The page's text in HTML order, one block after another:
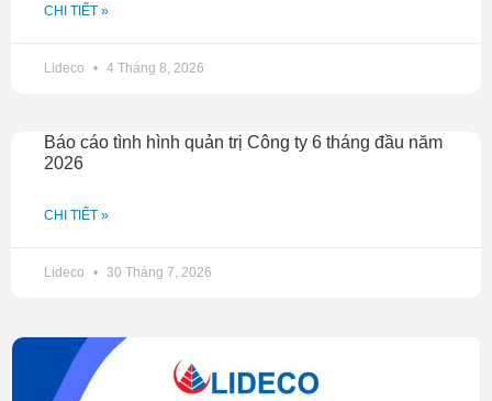
CHI TIẾT »
Lideco 4 Tháng 8, 2026
Báo cáo tình hình quản trị Công ty 6 tháng đầu năm
2026
CHI TIẾT »
Lideco 30 Tháng 7, 2026